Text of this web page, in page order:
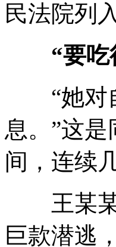
民法院列
“要吃
“她对自
息。”这
间，连续
王某某
巨款潜逃